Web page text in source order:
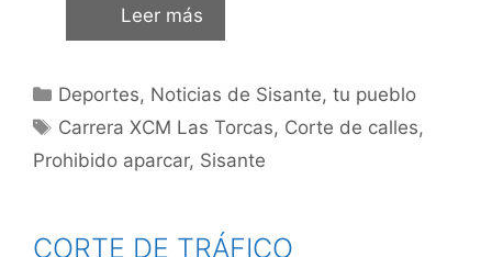
Leer más
Deportes, Noticias de Sisante, tu pueblo
Carrera XCM Las Torcas, Corte de calles,
Prohibido aparcar, Sisante
CORTE DE TRÁFICO